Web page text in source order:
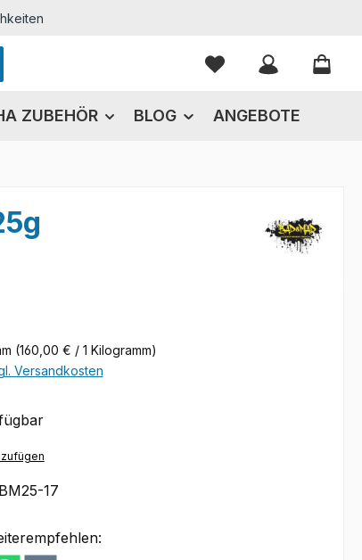
Du hast 0
ZUBEHÖR BLOG ANGEBOTE
(160,00 € / 1 Kilogramm)
Versandkosten
BM25-17